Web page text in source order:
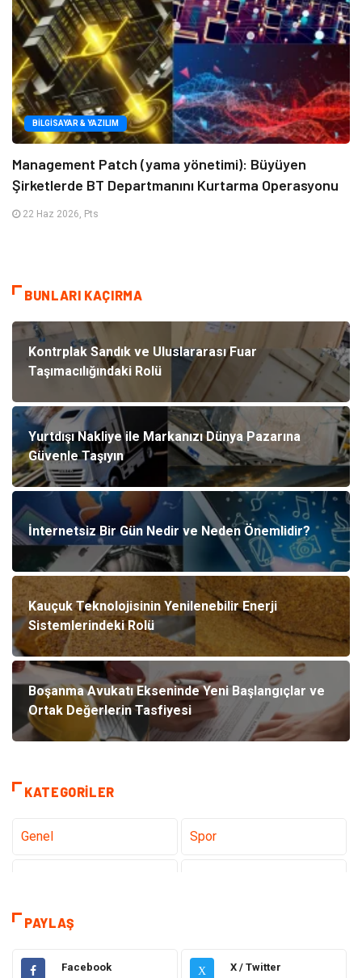
BILGISAYAR & YAZILIM
Management Patch (yama yönetimi): Büyüyen
Şirketlerde BT Departmanını Kurtarma Operasyonu
22 Haz 2026, Pts
BUNLARI KAÇIRMA
Kontrplak Sandık ve Uluslararası Fuar
Taşımacılığındaki Rolü
Yurtdışı Nakliye ile Markanızı Dünya Pazarına
Güvenle Taşıyın
İnternetsiz Bir Gün Nedir ve Neden Önemlidir?
Kauçuk Teknolojisinin Yenilenebilir Enerji
Sistemlerindeki Rolü
Boşanma Avukatı Ekseninde Yeni Başlangıçlar ve
Ortak Değerlerin Tasfiyesi
KATEGORILER
Genel Spor
Dünya'dan Haberler
Müzik İnternet
PAYLAŞ
Facebook X X / Twitter